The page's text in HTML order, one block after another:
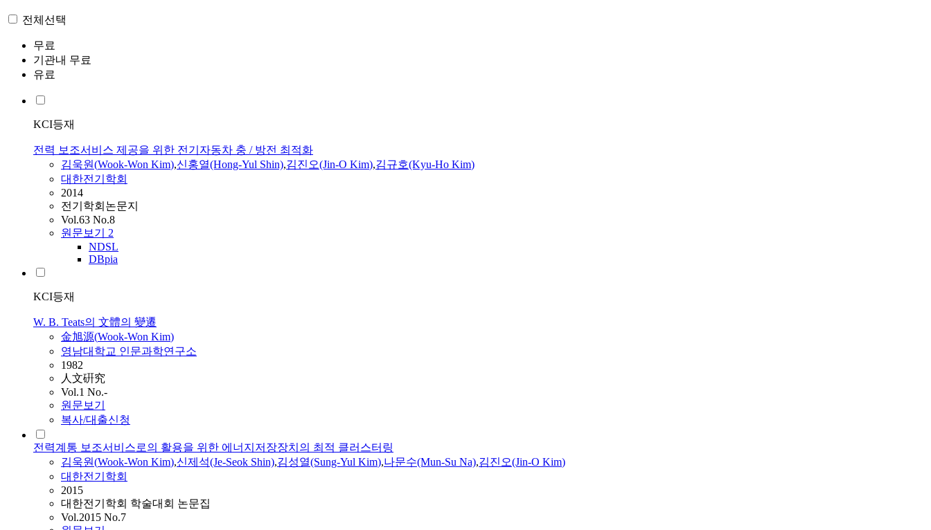
전체선택
무료
기관내 무료
유료
KCI등재
전력 보조서비스 제공을 위한 전기자동차 충 / 방전 최적화
김욱원(Wook-Won Kim),신홍열(Hong-Yul Shin),김진오(Jin-O Kim),김규호(Kyu-Ho Kim)
대한전기학회
2014
전기학회논문지
Vol.63 No.8
원문보기 2
NDSL
DBpia
KCI등재
W. B. Teats의 文體의 變遷
金旭源(Wook-Won Kim)
영남대학교 인문과학연구소
1982
人文硏究
Vol.1 No.-
원문보기
복사/대출신청
전력계통 보조서비스로의 활용을 위한 에너지저장장치의 최적 클러스터링
김욱원(Wook-Won Kim),신제석(Je-Seok Shin),김성열(Sung-Yul Kim),나문수(Mun-Su Na),김진오(Jin-O Kim)
대한전기학회
2015
대한전기학회 학술대회 논문집
Vol.2015 No.7